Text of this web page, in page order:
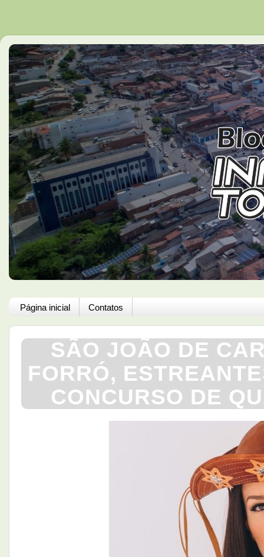
Página inicial Contatos
SÃO JOÃO DE
FORRÓ,
CONCURSO DE